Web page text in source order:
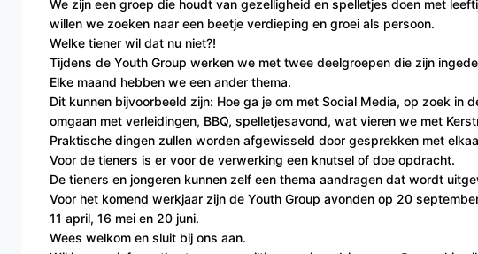
We zijn een groep die houdt van gezelligheid en spelletjes doen met
willen we zoeken naar een beetje verdieping en groei als persoon.
Welke tiener wil dat nu niet?!
Tijdens de Youth Group werken we met twee deelgroepen die zijn
Elke maand hebben we een ander thema.
Dit kunnen bijvoorbeeld zijn: Hoe ga je om met Social Media, op zoek
omgaan met verleidingen, BBQ, spelletjesavond, wat vieren we met
Praktische dingen zullen worden afgewisseld door gesprekken met
Voor de tieners is er voor de verwerking een knutsel of doe opdracht.
De tieners en jongeren kunnen zelf een thema aandragen dat wordt
Voor het komend werkjaar zijn de Youth Group avonden op 20
11 april, 16 mei en 20 juni.
Wees welkom en sluit bij ons aan.